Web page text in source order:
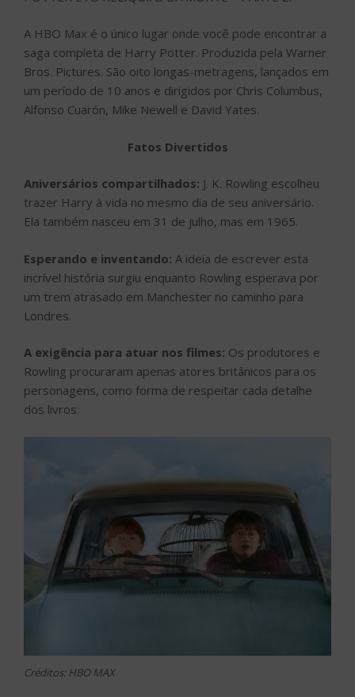
A HBO Max é o único lugar onde você pode encontrar a
saga completa de Harry Potter. Produzida pela Warner
Bros. Pictures. São oito longas-metragens, lançados em
um período de 10 anos e dirigidos por Chris Columbus,
Alfonso Cuarón, Mike Newell e David Yates.
Fatos Divertidos
Aniversários compartilhados: J. K. Rowling escolheu
trazer Harry à vida no mesmo dia de seu aniversário.
Ela também nasceu em 31 de julho, mas em 1965.
Esperando e inventando: A ideia de escrever esta
incrível história surgiu enquanto Rowling esperava por
um trem atrasado em Manchester no caminho para
Londres.
A exigência para atuar nos filmes: Os produtores e
Rowling procuraram apenas atores britânicos para os
personagens, como forma de respeitar cada detalhe
dos livros.
Créditos: HBO MAX